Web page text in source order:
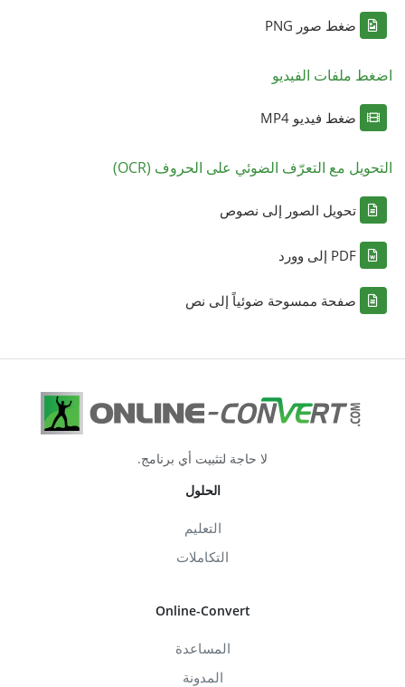
ضغط صور PNG
اضغط ملفات الفيديو
ضغط فيديو MP4
التحويل مع التعرّف الضوئي على الحروف (OCR)
تحويل الصور إلى نصوص
PDF إلى وورد
صفحة ممسوحة ضوئياً إلى نص
لا حاجة لتثبيت أي برنامج.
الحلول
التعليم
التكاملات
Online-Convert
المساعدة
المدونة